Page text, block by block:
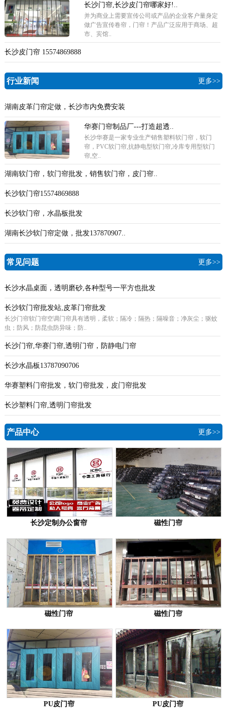
长沙门帘,长沙皮门帘哪家好!..
并为商业上需要宣传公司或产品的企业客户量身定
做广告宣传卷帘，门帘！产品广泛应用于商场、超
市、宾馆..
长沙皮门帘 15574869888
行业新闻 更多>>
湖南皮革门帘定做，长沙市内免费安装
华赛门帘制品厂---打造超透..
长沙华赛是一家专业生产销售塑料软门帘，软门
帘，PVC软门帘,抗静电型软门帘,冷库专用型软门
帘,空..
湖南软门帘，软门帘批发，销售软门帘，皮门帘..
长沙软门帘15574869888
长沙软门帘，水晶板批发
湖南长沙软门帘定做，批发137870907..
常见问题 更多>>
长沙水晶桌面，透明磨砂,各种型号一平方也批发
长沙软门帘批发站,皮革门帘批发
长沙门帘软门帘空调门帘具有透明，柔软；隔冷；隔热；隔噪音；净灰尘；驱蚊
虫；防风；防昆虫防异味；防..
长沙门帘,华赛门帘,透明门帘，防静电门帘
长沙水晶板13787090706
华赛塑料门帘批发，软门帘批发，皮门帘批发
长沙塑料门帘,透明门帘批发
产品中心 更多>>
长沙定制办公窗帘 磁性门帘
磁性门帘 磁性门帘
PU皮门帘 PU皮门帘